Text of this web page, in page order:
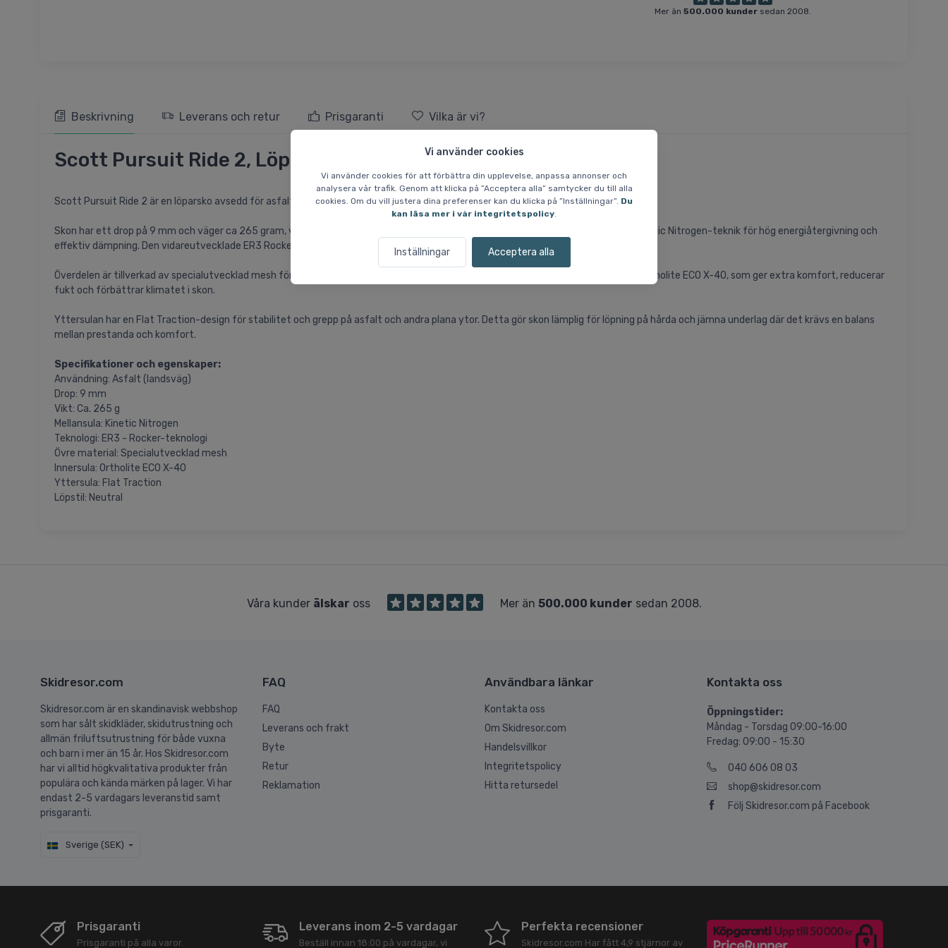
Vi använder cookies
Vi använder cookies för att förbättra din upplevelse, anpassa annonser och
analysera vår trafik. Genom att klicka på ”Acceptera alla” samtycker du till alla
cookies. Om du vill justera dina preferenser kan du klicka på ”Inställningar”. Du
kan läsa mer i vår integritetspolicy.
Inställningar Acceptera alla
Mer än 500.000 kundersedan 2008.
Beskrivning Leverans och retur Prisgaranti Vilka är vi?
Scott Pursuit Ride 2, Löparskor, Herr, Grön/Gul
Scott Pursuit Ride 2 är en löparsko avsedd för asfalt och hårda underlag.
Skon har ett drop på 9 mm och väger ca 265 gram, vilket ger en kombination av lätt vikt och stöd. Mellansulan är utrustad med Kinetic Nitrogen-teknik för hög energiåtergivning och
effektiv dämpning. Den vidareutvecklade ER3 Rocker-teknologin ger ett mjukt och naturligt steg för en smidig löpupplevelse.
Överdelen är tillverkad av specialutvecklad mesh för optimal andningsförmåga och en tight passform. Innersulan är tillverkad av Ortholite ECO X-40, som ger extra komfort, reducerar
fukt och förbättrar klimatet i skon.
Yttersulan har en Flat Traction-design för stabilitet och grepp på asfalt och andra plana ytor. Detta gör skon lämplig för löpning på hårda och jämna underlag där det krävs en balans
mellan prestanda och komfort.
Specifikationer och egenskaper:
Användning: Asfalt (landsväg)
Drop: 9 mm
Vikt: Ca. 265 g
Mellansula: Kinetic Nitrogen
Teknologi: ER3 - Rocker-teknologi
Övre material: Specialutvecklad mesh
Innersula: Ortholite ECO X-40
Yttersula: Flat Traction
Löpstil: Neutral
Våra kunder älskar oss Mer än 500.000 kunder sedan 2008.
Skidresor.com
Skidresor.com är en skandinavisk webbshop
som har sålt skidkläder, skidutrustning och
allmän friluftsutrustning för både vuxna
och barn i mer än 15 år. Hos Skidresor.com
har vi alltid högkvalitativa produkter från
populära och kända märken på lager. Vi har
endast 2-5 vardagars leveranstid samt
prisgaranti.
Sverige (SEK)
FAQ
FAQ
Leverans och frakt
Byte
Retur
Reklamation
Användbara länkar
Kontakta oss
Om Skidresor.com
Handelsvillkor
Integritetspolicy
Hitta retursedel
Kontakta oss
Öppningstider:
Måndag - Torsdag 09:00-16:00
Fredag: 09:00 - 15:30
040 606 08 03
shop@skidresor.com
Följ Skidresor.com på Facebook
Prisgaranti
Prisgaranti på alla varor.
Leverans inom 2-5 vardagar
Beställ innan 18:00 på vardagar, vi
Perfekta recensioner
Skidresor.com Har fått 4,9 stjärnor av